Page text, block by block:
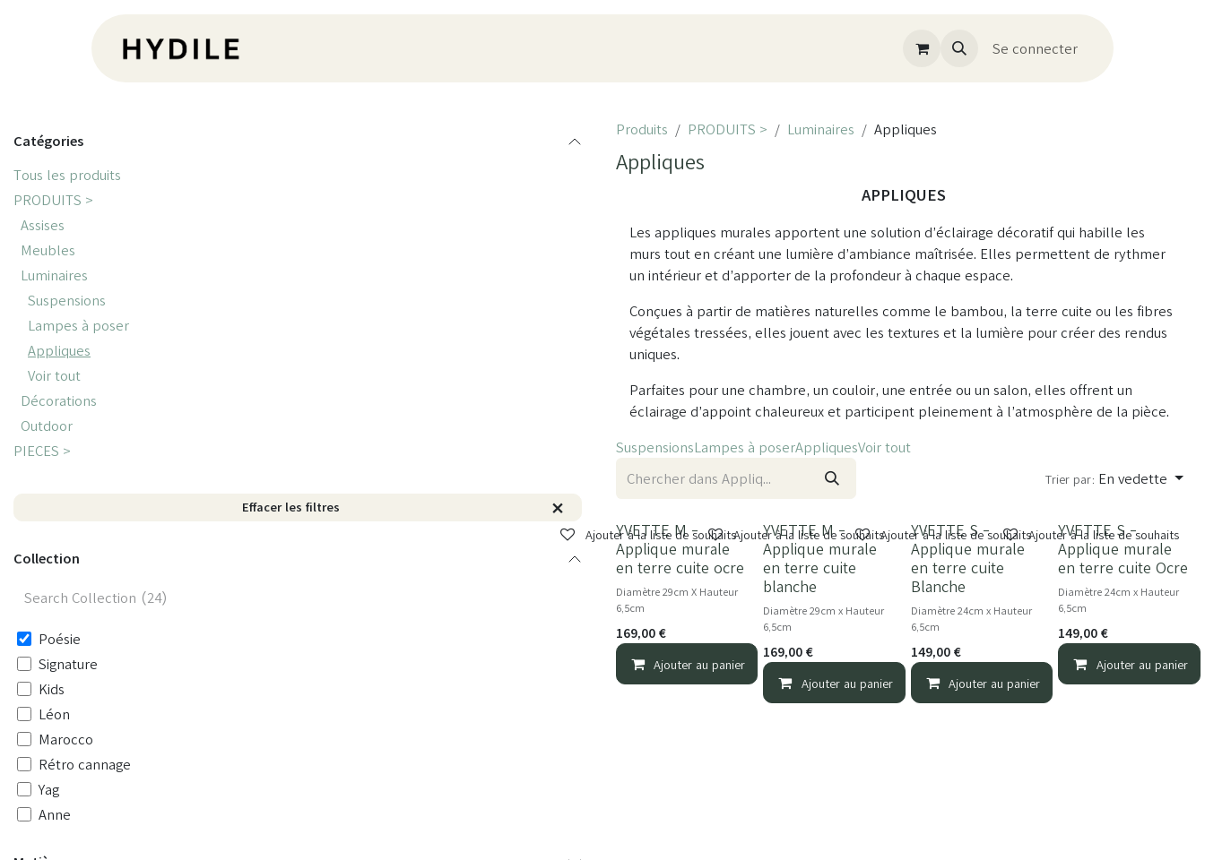
Se connecter
Catégories
Tous les produits
PRODUITS >
Assises
Meubles
Luminaires
Suspensions
Lampes à poser
Appliques
Voir tout
Décorations
Outdoor
PIECES >
Effacer les filtres
Collection
Poésie
Signature
Kids
Léon
Marocco
Rétro cannage
Yag
Anne
Produits PRODUITS > Luminaires Appliques
Appliques
APPLIQUES
Les appliques murales apportent une solution d’éclairage décoratif qui habille les
murs tout en créant une lumière d’ambiance maîtrisée. Elles permettent de rythmer
un intérieur et d’apporter de la profondeur à chaque espace.
Conçues à partir de matières naturelles comme le bambou, la terre cuite ou les fibres
végétales tressées, elles jouent avec les textures et la lumière pour créer des rendus
uniques.
Parfaites pour une chambre, un couloir, une entrée ou un salon, elles offrent un
éclairage d’appoint chaleureux et participent pleinement à l’atmosphère de la pièce.
SuspensionsLampes à poserAppliquesVoir tout
Trier par: En vedette
YVETTE M -
Applique murale
en terre cuite ocre
Diamètre 29cm X Hauteur
6,5cm
169,00 €
Ajouter au panier
Ajouter à la liste de souhaits
YVETTE M -
Applique murale
en terre cuite
blanche
Diamètre 29cm x Hauteur
6,5cm
169,00 €
Ajouter au panier
Ajouter à la liste de souhaits
YVETTE S -
Applique murale
en terre cuite
Blanche
Diamètre 24cm x Hauteur
6,5cm
149,00€
Ajouter au panier
Ajouter à la liste de souhaits
YVETTE S -
Applique murale
en terre cuite Ocre
Diamètre 24cm x Hauteur
6,5cm
149,00 €
Ajouter au panier
Ajouter à la liste de souhaits